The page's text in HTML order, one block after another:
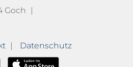
Goch
Datenschutz